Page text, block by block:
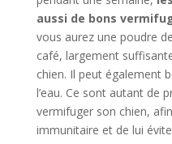
aussi de bons
vous aurez une poudre
café, largement
chien. Il peut également
l’eau. Ce sont autant de
vermifuger son chien,
immunitaire et de lui